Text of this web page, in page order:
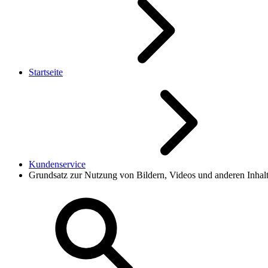
Startseite
Kundenservice
Grundsatz zur Nutzung von Bildern, Videos und anderen